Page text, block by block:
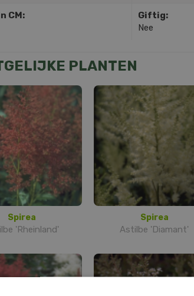
CM:
Giftig:
Nee
PLANTEN
Spirea
'Rheinland'
Spirea
Astilbe 'Diamant'